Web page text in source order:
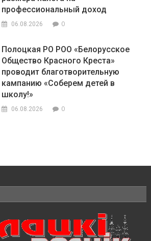
профессиональный доход
06.08.2026 0
Полоцкая РО РОО «Белорусское
Общество Красного Креста»
проводит благотворительную
кампанию «Соберем детей в
школу!»
06.08.2026 0